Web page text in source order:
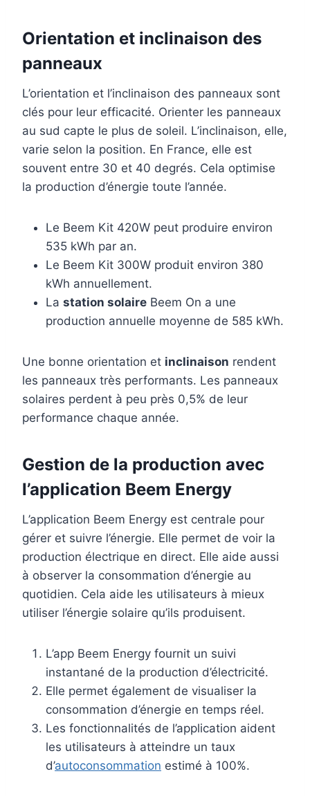
Orientation et inclinaison des
panneaux
L’orientation et l’inclinaison des panneaux sont
clés pour leur efficacité. Orienter les panneaux
au sud capte le plus de soleil. L’inclinaison, elle,
varie selon la position. En France, elle est
souvent entre 30 et 40 degrés. Cela optimise
la production d’énergie toute l’année.
Le Beem Kit 420W peut produire environ
535 kWh par an.
Le Beem Kit 300W produit environ 380
kWh annuellement.
La station solaire Beem On a une
production annuelle moyenne de 585 kWh.
Une bonne orientation et inclinaison rendent
les panneaux très performants. Les panneaux
solaires perdent à peu près 0,5% de leur
performance chaque année.
Gestion de la production avec
l’application Beem Energy
L’application Beem Energy est centrale pour
gérer et suivre l’énergie. Elle permet de voir la
production électrique en direct. Elle aide aussi
à observer la consommation d’énergie au
quotidien. Cela aide les utilisateurs à mieux
utiliser l’énergie solaire qu’ils produisent.
L’app Beem Energy fournit un suivi
instantané de la production d’électricité.
Elle permet également de visualiser la
consommation d’énergie en temps réel.
Les fonctionnalités de l’application aident
les utilisateurs à atteindre un taux
d’autoconsommation estimé à 100%.